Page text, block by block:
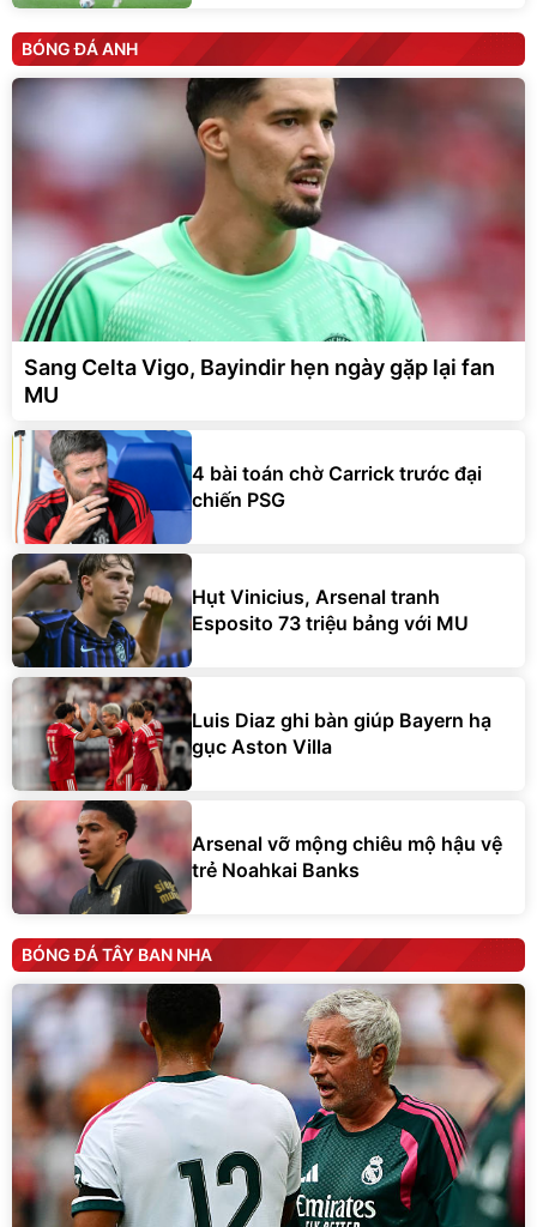
BÓNG ĐÁ ANH
Sang Celta Vigo, Bayindir hẹn ngày gặp lại fan
MU
4 bài toán chờ Carrick trước đại
chiến PSG
Hụt Vinicius, Arsenal tranh
Esposito 73 triệu bảng với MU
Luis Diaz ghi bàn giúp Bayern hạ
gục Aston Villa
Arsenal vỡ mộng chiêu mộ hậu vệ
trẻ Noahkai Banks
BÓNG ĐÁ TÂY BAN NHA